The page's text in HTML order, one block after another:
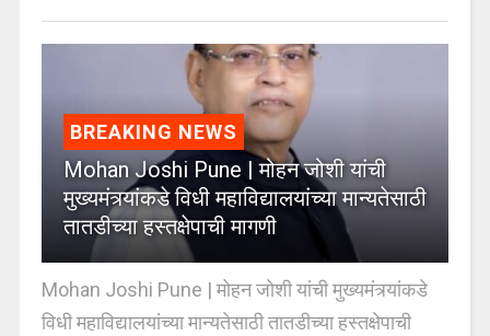
BREAKING NEWS
Mohan Joshi Pune | मोहन जोशी यांची
मुख्यमंत्र्यांकडे विधी महाविद्यालयांच्या मान्यतेसाठी
तातडीच्या हस्तक्षेपाची मागणी
Mohan Joshi Pune | मोहन जोशी यांची मुख्यमंत्र्यांकडे
विधी महाविद्यालयांच्या मान्यतेसाठी तातडीच्या हस्तक्षेपाची